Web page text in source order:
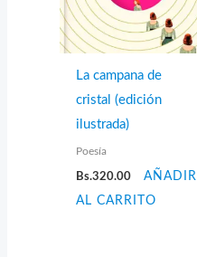
La campana de
cristal (edición
ilustrada)
Poesía
Bs.320.00
AÑADIR
AL CARRITO